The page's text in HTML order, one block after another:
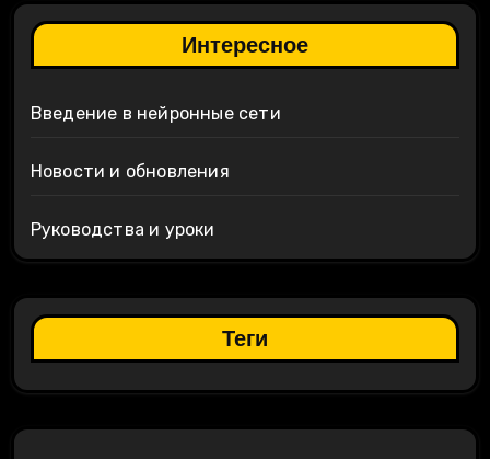
Интересное
Введение в нейронные сети
Новости и обновления
Руководства и уроки
Теги